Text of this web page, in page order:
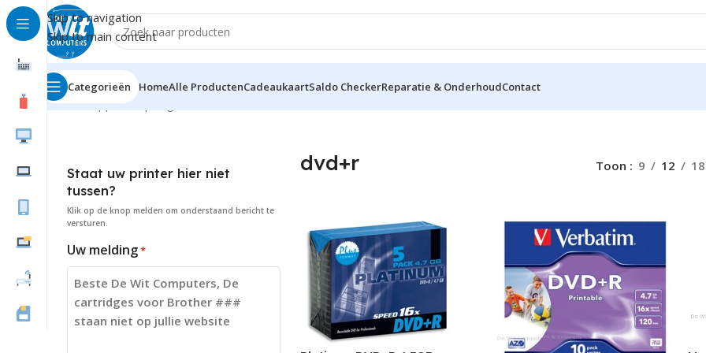
Skip to navigation
Skip to main content
Categorieën HomeAlle ProductenCadeaukaartSaldo CheckerReparatie & OnderhoudContact
Home Supplies
Staat uw printer hier niet
tussen?
Klik op de knop melden om onderstaand bericht te
versturen.
Uw melding*
dvd+r Toon 9 12 18